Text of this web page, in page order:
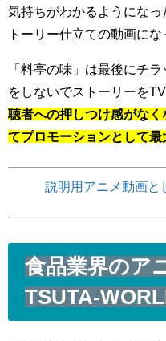
気持ちがわかるようにな
トーリー仕立ての動画にな
「料亭の味」は最後にチ
をしないでストーリーを
聴者への押しつけ感がな
てプロモーションとして
説明用アニメ動画と
食品業界のア
TSUTA-